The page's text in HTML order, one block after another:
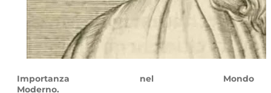
Importanza nel Mondo